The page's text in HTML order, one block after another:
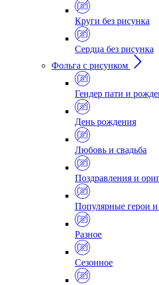
Круги без рисунка
Сердца без рисунка
Фольга с рисунком
Гендер пати и
День рождения
Любовь и свадьба
Поздравления и
Популярные герои
Разное
Сезонное